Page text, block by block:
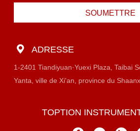
SOUMETTRE
ADRESSE
1-2401 Tiandiyuan·Yuexi Plaza, Taibai
Yanta, ville de Xi'an, province du
TOPTION